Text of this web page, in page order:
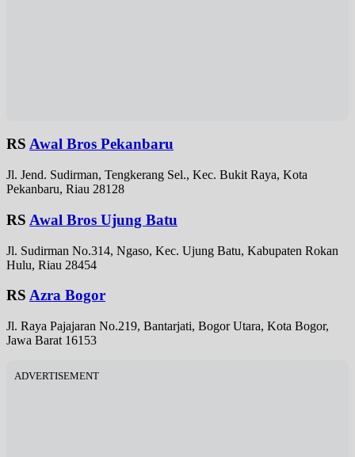
RS Awal Bros Pekanbaru
Jl. Jend. Sudirman, Tengkerang Sel., Kec. Bukit Raya, Kota
Pekanbaru, Riau 28128
RS Awal Bros Ujung Batu
Jl. Sudirman No.314, Ngaso, Kec. Ujung Batu, Kabupaten Rokan
Hulu, Riau 28454
RS Azra Bogor
Jl. Raya Pajajaran No.219, Bantarjati, Bogor Utara, Kota Bogor,
Jawa Barat 16153
ADVERTISEMENT